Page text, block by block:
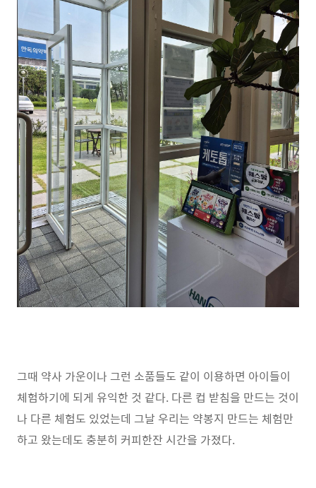
그때 약사 가운이나 그런 소품들도 같이 이용하면 아이들이
체험하기에 되게 유익한 것 같다. 다른 컵 받침을 만드는 것이
나 다른 체험도 있었는데 그날 우리는 약봉지 만드는 체험만
하고 왔는데도 충분히 커피한잔 시간을 가졌다.